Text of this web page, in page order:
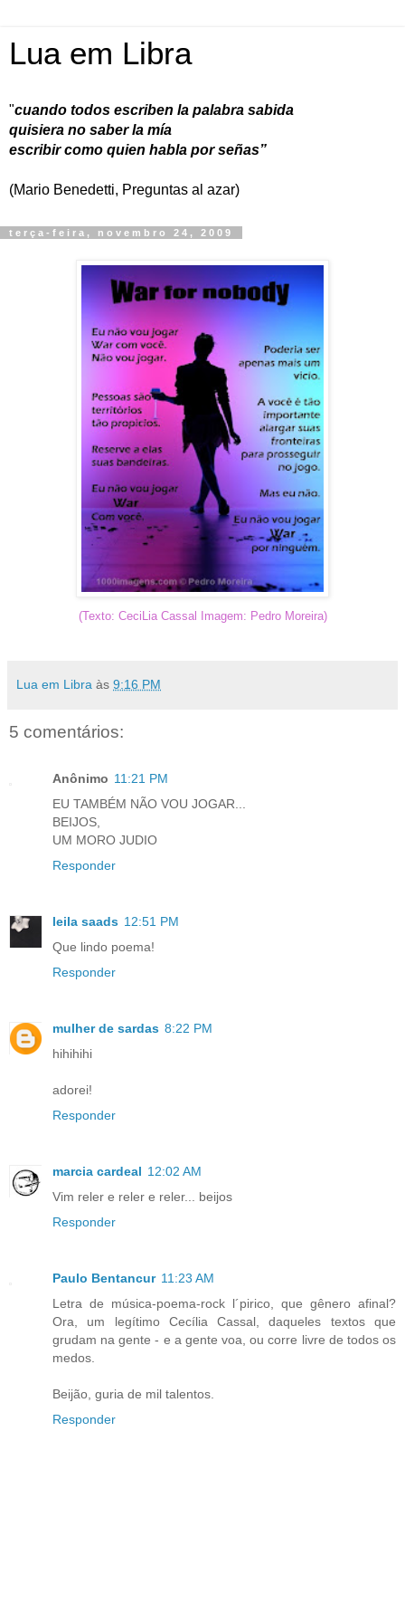
Lua em Libra
"cuando todos escriben la palabra sabida
quisiera no saber la mía
escribir como quien habla por señas”
(Mario Benedetti, Preguntas al azar)
terça-feira, novembro 24, 2009
(Texto: CeciLia Cassal Imagem: Pedro Moreira)
Lua em Libra às 9:16 PM
5 comentários:
Anônimo 11:21 PM
EU TAMBÉM NÃO VOU JOGAR...
BEIJOS,
UM MORO JUDIO
Responder
leila saads 12:51 PM
Que lindo poema!
Responder
mulher de sardas 8:22 PM
hihihihi
adorei!
Responder
marcia cardeal 12:02 AM
Vim reler e reler e reler... beijos
Responder
Paulo Bentancur 11:23 AM
Letra de música-poema-rock l´pirico, que gênero afinal?
Ora, um legítimo Cecília Cassal, daqueles textos que
grudam na gente - e a gente voa, ou corre livre de todos os
medos.
Beijão, guria de mil talentos.
Responder